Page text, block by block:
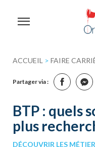
ACCUEIL > FAIRE
Partager via :
BTP : quels
plus
DÉCOUVRIR LES